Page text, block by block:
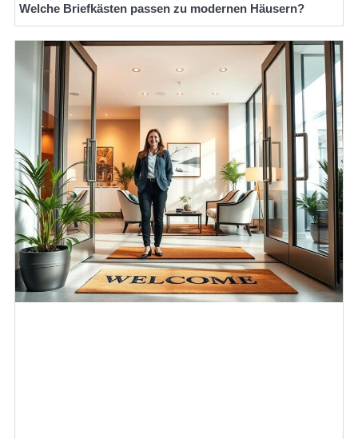
Welche Briefkästen passen zu modernen Häusern?